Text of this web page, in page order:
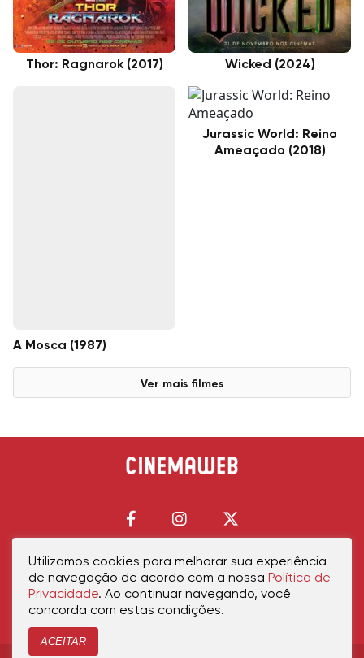
Thor: Ragnarok (2017) Wicked (2024)
A Mosca (1987)
Jurassic World: Reino
Ameaçado (2018)
Ver mais filmes
Início Política de PrivacidadePolítica de CookiesContatoSobre Nós
Utilizamos cookies para melhorar sua experiência
de navegação de acordo com a nossa Política de
Privacidade. Ao continuar navegando, você
concorda com estas condições.
ACEITAR